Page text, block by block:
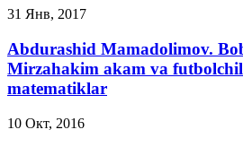
31 Янв, 2017
Abdurashid Mamadolimov.
Mirzahakim akam va
matematiklar
10 Окт, 2016